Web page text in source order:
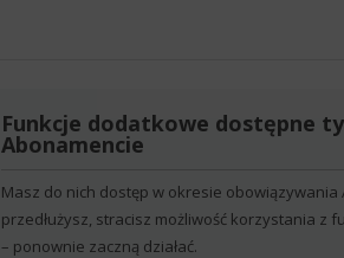
Funkcje dodatkowe dostępne
Abonamencie
Masz do nich dostęp w okresie obowiązywania
przedłużysz, stracisz możliwość korzystania z
– ponownie zaczną działać.